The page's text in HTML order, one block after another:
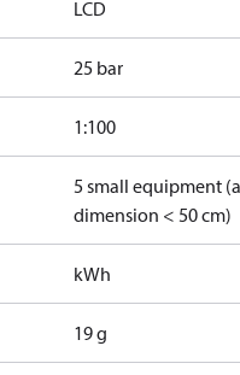
LCD
25 bar
1:100
5 small equipment
dimension < 50 cm)
kWh
19 g